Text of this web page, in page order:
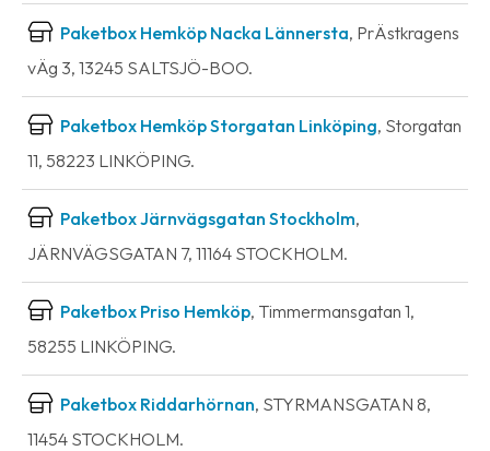
Paketbox Hemköp Nacka Lännersta, PrÄstkragens
vÄg 3, 13245 SALTSJÖ-BOO.
Paketbox Hemköp Storgatan Linköping, Storgatan
11, 58223 LINKÖPING.
Paketbox Järnvägsgatan Stockholm,
JÄRNVÄGSGATAN 7, 11164 STOCKHOLM.
Paketbox Priso Hemköp, Timmermansgatan 1,
58255 LINKÖPING.
Paketbox Riddarhörnan, STYRMANSGATAN 8,
11454 STOCKHOLM.